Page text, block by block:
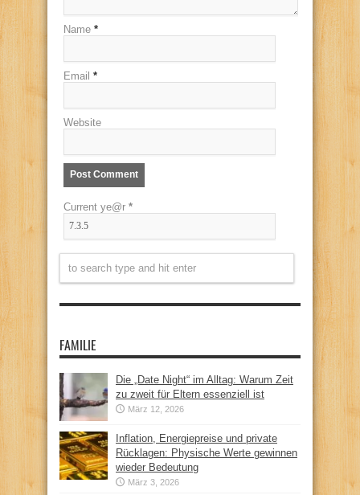
Name *
Email *
Website
Current ye@r *
FAMILIE
Die „Date Night“ im Alltag: Warum Zeit
zu zweit für Eltern essenziell ist
März 12, 2026
Inflation, Energiepreise und private
Rücklagen: Physische Werte gewinnen
wieder Bedeutung
März 3, 2026